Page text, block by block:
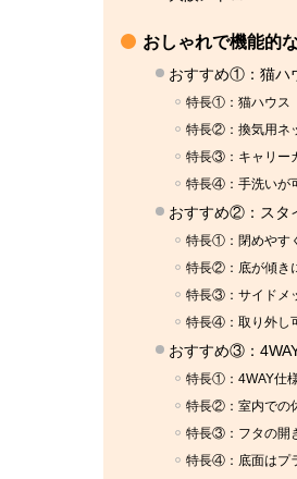
おしゃれで機能的
おすすめ①：猫ハ
特長①：猫ハウス
特長②：換気用ネ
特長③：キャリー
特長④：手洗いが
おすすめ②：スタ
特長①：閉めやす
特長②：底が傾き
特長③：サイドメ
特長④：取り外し
おすすめ③：
特長①：4WAY仕
特長②：室内での
特長③：フタの開
特長④：底面はプ